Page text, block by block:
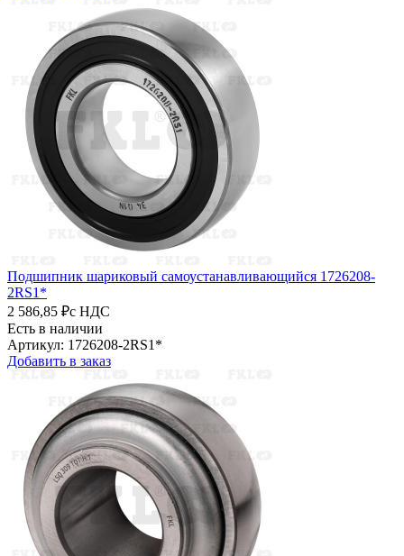
Подшипник шариковый самоустанавливающийся 1726208-
2RS1*
2 586,85 ₽с НДС
Есть в наличии
Артикул: 1726208-2RS1*
Добавить в заказ